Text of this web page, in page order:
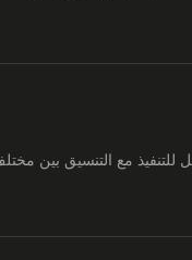
التنسيق بين مختلف